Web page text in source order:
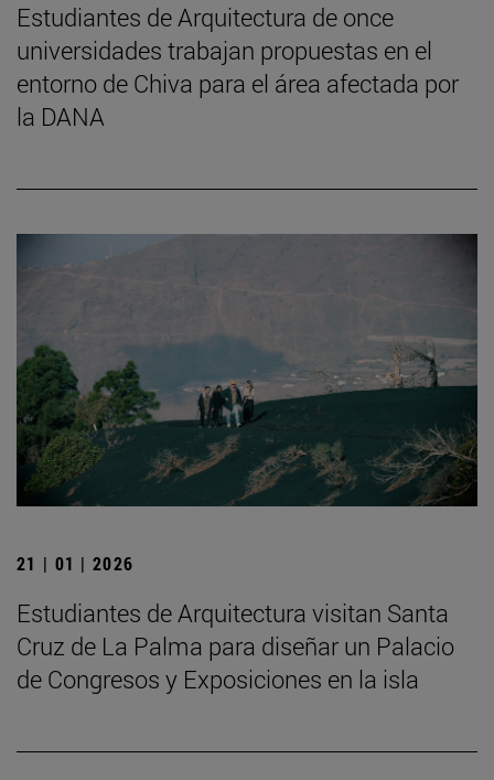
Estudiantes de Arquitectura de once
universidades trabajan propuestas en el
entorno de Chiva para el área afectada por
la DANA
21 | 01 | 2026
Estudiantes de Arquitectura visitan Santa
Cruz de La Palma para diseñar un Palacio
de Congresos y Exposiciones en la isla